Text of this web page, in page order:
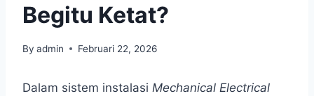
Begitu Ketat?
By admin Februari 22, 2026
Dalam sistem instalasi Mechanical Electrical